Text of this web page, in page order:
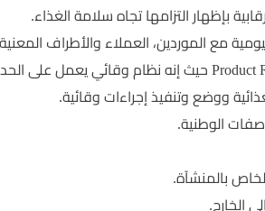
بإظهار التزامها تجاه سلامة الغذاء.
مع الموردين، العملاء والأطراف
ووضع وتنفيذ إجراءات وقائية.
الوطنية.
بالمنشآة.
الخارج.